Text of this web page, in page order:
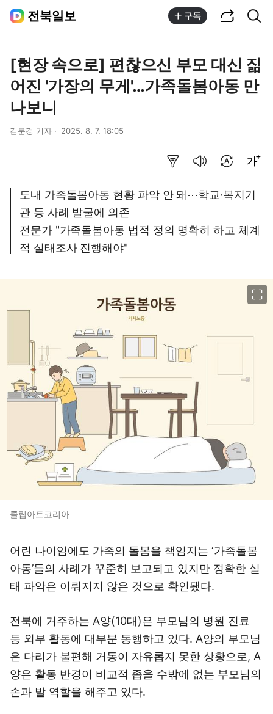
전북일보 구독
[현장 속으로] 편찮으신 부모 대신 짊
어진 '가장의 무게'…가족돌봄아동 만
나보니
김문경 기자 2025. 8. 7. 18:05
도내 가족돌봄아동 현황 파악 안 돼⋯학교·복지기
관 등 사례 발굴에 의존
전문가 "가족돌봄아동 법적 정의 명확히 하고 체계
적 실태조사 진행해야"
클립아트코리아
어린 나이임에도 가족의 돌봄을 책임지는 ‘가족돌봄
아동’들의 사례가 꾸준히 보고되고 있지만 정확한 실
태 파악은 이뤄지지 않은 것으로 확인됐다.
전북에 거주하는 A양(10대)은 부모님의 병원 진료
등 외부 활동에 대부분 동행하고 있다. A양의 부모님
은 다리가 불편해 거동이 자유롭지 못한 상황으로, A
양은 활동 반경이 비교적 좁을 수밖에 없는 부모님의
손과 발 역할을 해주고 있다.